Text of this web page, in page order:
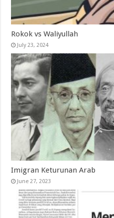
Rokok vs Waliyullah
July 23, 2024
Imigran Keturunan Arab
June 27, 2023